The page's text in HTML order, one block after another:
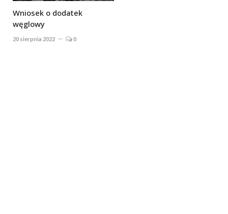
Wniosek o dodatek
węglowy
20 sierpnia 2022 0